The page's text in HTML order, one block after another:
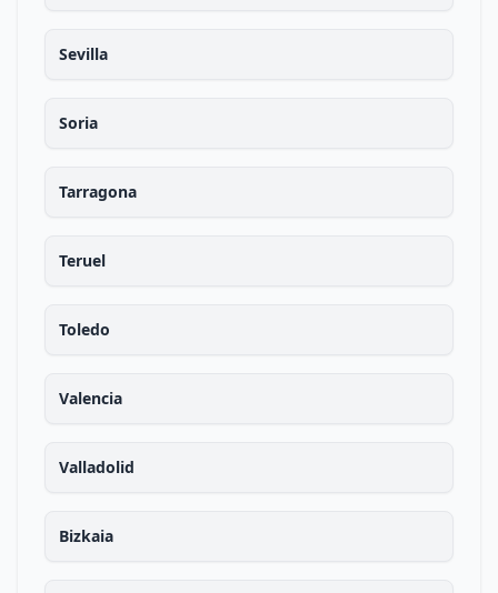
Sevilla
Soria
Tarragona
Teruel
Toledo
Valencia
Valladolid
Bizkaia